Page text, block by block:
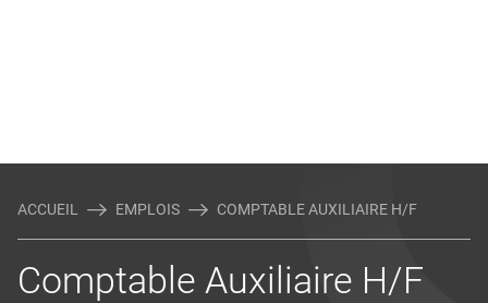
ACCUEIL EMPLOIS COMPTABLE AUXILIAIRE H/F
Comptable Auxiliaire H/F